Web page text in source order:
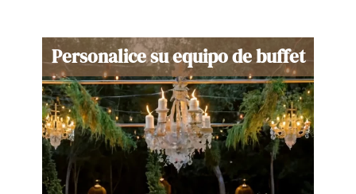
Personalice su equipo de buffet